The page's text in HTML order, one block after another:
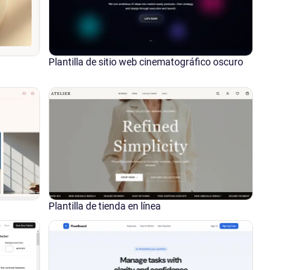
Plantilla de sitio web cinematográfico oscuro
Plantilla de tienda en línea